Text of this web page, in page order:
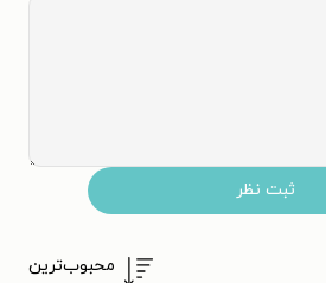
ثبت نظر
محبوب‌ترین